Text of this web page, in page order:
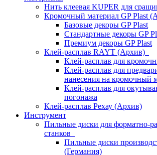
Нить клеевая KUPER для
Кромочный материал GP Plast
Базовые декоры GP Plast
Стандартные декоры GP
Премиум декоры GP Plast
Клей-расплав RAYT (Архив)
Клей-расплав для
Клей-расплав для
нанесения на кромочный
Клей-расплав для
погонажа
Клей-расплав Рехау (Архив)
Инструмент
Пильные диски для форматно-
станков
Пильные диски
(Германия)